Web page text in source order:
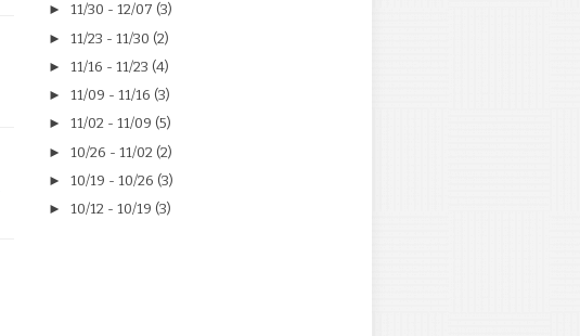
► 11/30 - 12/07 (3)
► 11/23 - 11/30 (2)
► 11/16 - 11/23 (4)
► 11/09 - 11/16 (3)
► 11/02 - 11/09 (5)
► 10/26 - 11/02 (2)
► 10/19 - 10/26 (3)
► 10/12 - 10/19 (3)